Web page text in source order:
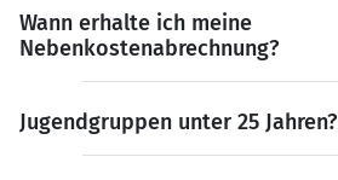
Wann erhalte ich meine
Nebenkostenabrechnung?
Jugendgruppen unter 25 Jahren?